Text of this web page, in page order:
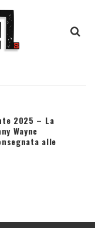
2025 – La
Wayne
alle